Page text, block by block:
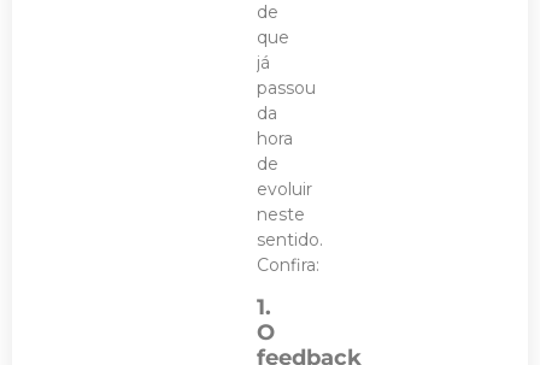
de
que
já
passou
da
hora
de
evoluir
neste
sentido.
Confira:
1.
O
feedback